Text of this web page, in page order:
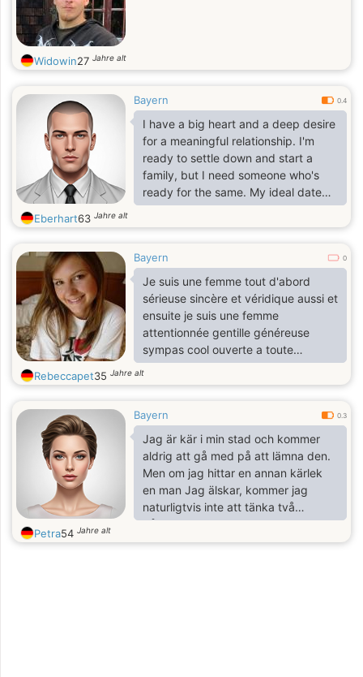
Widowin27 Jahre alt
Bayern 0.4
I have a big heart and a deep desire
for a meaningful relationship. I'm
ready to settle down and start a
family, but I need someone who's
ready for the same. My ideal date
would be somewhere with good
food (Italian is my favorite) and a
who can appreciate my terrible
jokes and who won't judge me for
my love of romantic movies.
Eberhart63 Jahre alt
Bayern 0
Je suis une femme tout d'abord
sérieuse sincère et véridique aussi et
ensuite je suis une femme
attentionnée gentille généreuse
sympas cool ouverte a toute
discussion e surtout très
respectueuse
Rebeccapet35 Jahre alt
Bayern 0.3
Jag är kär i min stad och kommer
aldrig att gå med på att lämna den.
Men om jag hittar en annan kärlek
en man Jag älskar, kommer jag
naturligtvis inte att tänka två
gånger. Jag kommer bara att lyssna
på mitt hjärta, glömma allt tv säger
Petra54 Jahre alt